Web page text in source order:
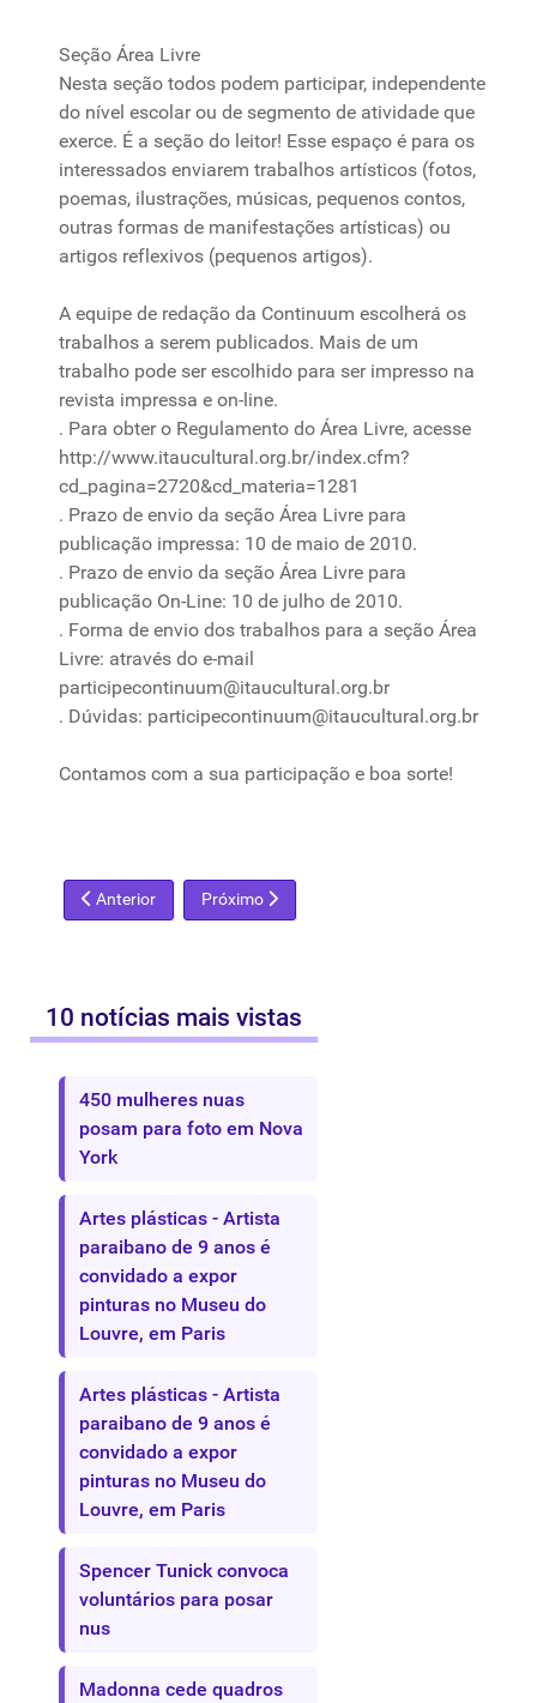
Seção Área Livre
Nesta seção todos podem participar, independente
do nível escolar ou de segmento de atividade que
exerce. É a seção do leitor! Esse espaço é para os
interessados enviarem trabalhos artísticos (fotos,
poemas, ilustrações, músicas, pequenos contos,
outras formas de manifestações artísticas) ou
artigos reflexivos (pequenos artigos).
A equipe de redação da Continuum escolherá os
trabalhos a serem publicados. Mais de um
trabalho pode ser escolhido para ser impresso na
revista impressa e on-line.
. Para obter o Regulamento do Área Livre, acesse
http://www.itaucultural.org.br/index.cfm?
cd_pagina=2720&cd_materia=1281
. Prazo de envio da seção Área Livre para
publicação impressa: 10 de maio de 2010.
. Prazo de envio da seção Área Livre para
publicação On-Line: 10 de julho de 2010.
. Forma de envio dos trabalhos para a seção Área
Livre: através do e-mail
participecontinuum@itaucultural.org.br
. Dúvidas: participecontinuum@itaucultural.org.br
Contamos com a sua participação e boa sorte!
Artigo anterior: Ipac: público nos museus de Salvador cresceu
Anterior Próximo artigo: Picasso raramente visto
Próximo
10 notícias mais vistas
450 mulheres nuas
posam para foto em Nova
York
Artes plásticas - Artista
paraibano de 9 anos é
convidado a expor
pinturas no Museu do
Louvre, em Paris
Artes plásticas - Artista
paraibano de 9 anos é
convidado a expor
pinturas no Museu do
Louvre, em Paris
Spencer Tunick convoca
voluntários para posar
nus
Madonna cede quadros